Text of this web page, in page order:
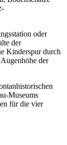
oder
der
Kinderspur durch
der
Museums
für die vier